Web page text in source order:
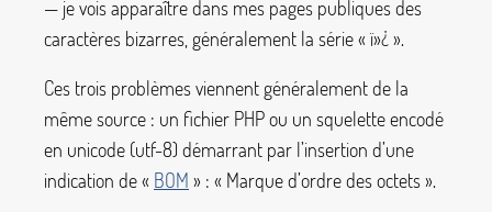
— je vois apparaître dans mes pages publiques des
caractères bizarres, généralement la série « ï»¿».
Ces trois problèmes viennent généralement de la
même source : un fichier PHP ou un squelette encodé
en unicode (utf-8) démarrant par l’insertion d’une
indication de « BOM » : « Marque d’ordre des octets».